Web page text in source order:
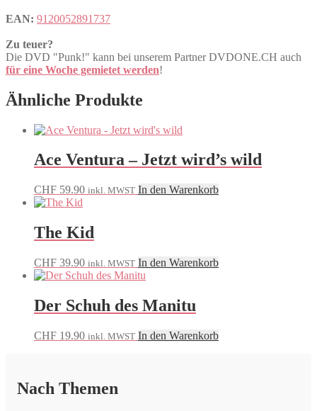
EAN: 9120052891737
Zu teuer?
Die DVD "Punk!" kann bei unserem Partner DVDONE.CH auch
für eine Woche gemietet werden!
Ähnliche Produkte
Ace Ventura – Jetzt wird’s wild
CHF 59.90 inkl. MWST In den Warenkorb
The Kid
CHF 39.90 inkl. MWST In den Warenkorb
Der Schuh des Manitu
CHF 19.90 inkl. MWST In den Warenkorb
Nach Themen